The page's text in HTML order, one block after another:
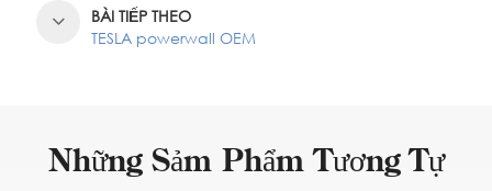
BÀI TIẾP THEO
TESLA powerwall OEM
Những Sảm Phẩm Tương Tự